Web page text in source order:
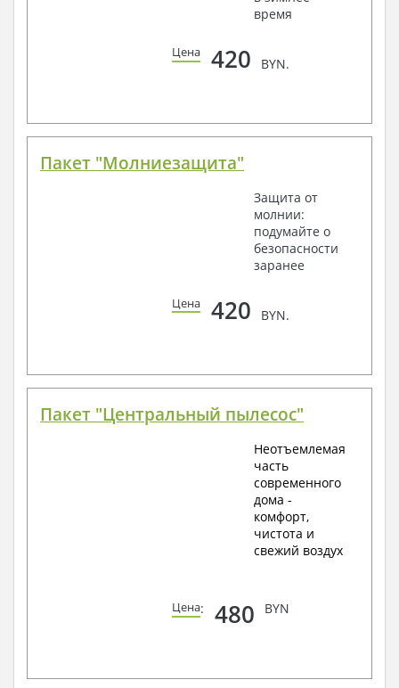
время
Цена 420 BYN.
Пакет "Молниезащита"
Защита от
молнии:
подумайте о
безопасности
заранее
Цена 420 BYN.
Пакет "Центральный пылесос"
Неотъемлемая
часть
современного
дома -
комфорт,
чистота и
свежий воздух
Цена: 480 BYN